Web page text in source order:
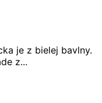
je z bielej bavlny.
z...